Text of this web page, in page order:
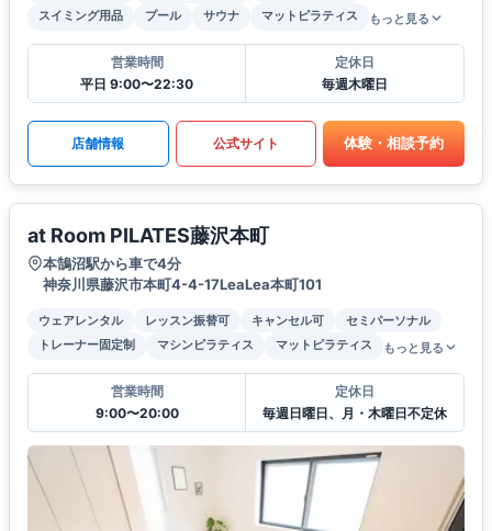
スイミング用品
プール サウナ マットピラティス もっと見る
営業時間
平日 9:00〜22:30
定休日
毎週木曜日
店舗情報 公式サイト 体験・相談予約
at Room PILATES藤沢本町
本鵠沼駅から車で4分
神奈川県藤沢市本町4-4-17LeaLea本町101
ウェアレンタル レッスン振替可 キャンセル可
セミパーソナル
トレーナー固定制
マシンピラティス マットピラティス もっと見る
営業時間
9:00〜20:00
定休日
毎週日曜日、月・木曜日不定休